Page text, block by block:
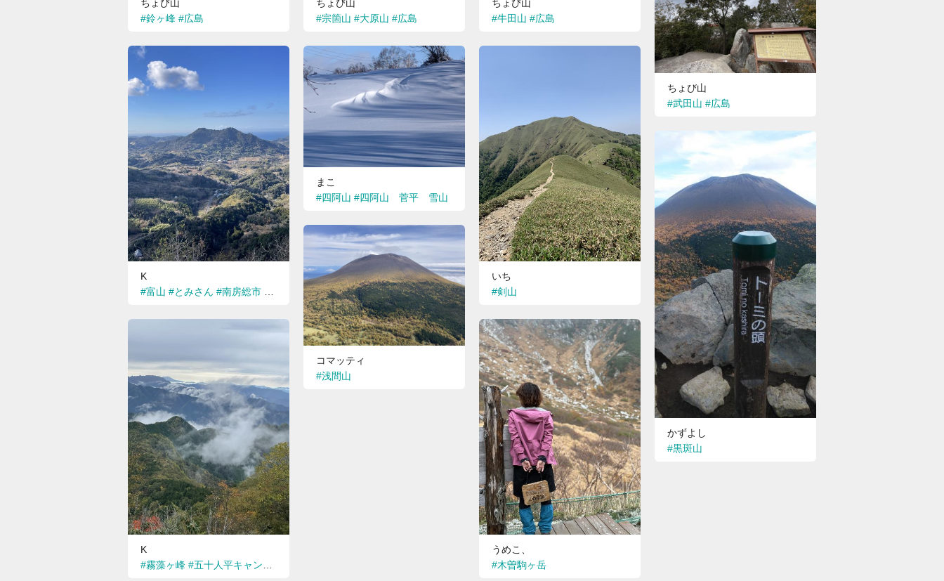
ちょび山
#宗箇山 #大原山 #広島
ちょび山
#鈴ヶ峰 #広島
ちょび山
#牛田山 #広島
ちょび山
#武田山 #広島
まこ
#四阿山 #四阿山 菅平 雪山
K
#富山 #とみさん #南房総市 #南総里見八犬伝
いち
#剣山
かずよし
#黒斑山
コマッティ
#浅間山
K
#霧藻ヶ峰 #五十人平キャンプ場
うめこ、
#木曽駒ヶ岳